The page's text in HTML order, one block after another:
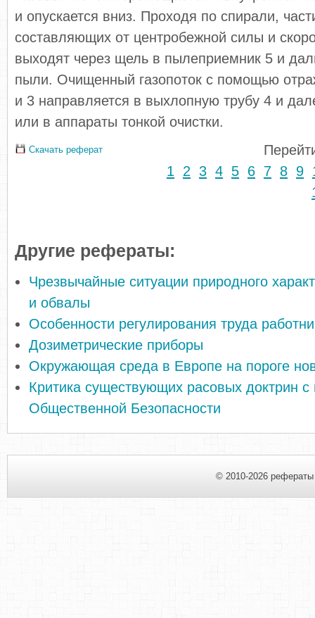
и опускается вниз. Проходя по спирали,
составляющих от центробежной силы и
выходят через щель в пылеприемник 5 и
пыли. Очищенный газопоток с помощью
и 3 направляется в выхлопную трубу 4 и
или в аппараты тонкой очистки.
Скачать реферат
1
2 3 4 5 6 7 8 9
Другие рефераты:
Чрезвычайные ситуации природного
и обвалы
Особенности регулирования труда
Дозиметрические приборы
Окружающая среда в Европе на пороге
Критика существующих расовых доктрин с
Общественной Безопасности
© 2010-2026 рефераты